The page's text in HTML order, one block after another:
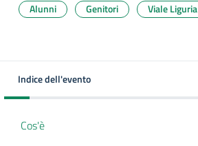
Alunni Genitori Viale Liguria
Indice dell'evento
Cos'è